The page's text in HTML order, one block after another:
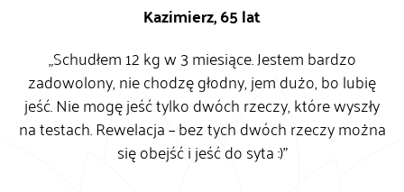
Kazimierz, 65 lat
„Schudłem 12 kg w 3 miesiące. Jestem bardzo
zadowolony, nie chodzę głodny, jem dużo, bo lubię
jeść. Nie mogę jeść tylko dwóch rzeczy, które wyszły
na testach. Rewelacja – bez tych dwóch rzeczy można
się obejść i jeść do syta :)”